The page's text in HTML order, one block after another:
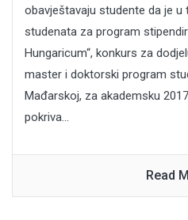
obavještavaju studente da je u
studenata za program
Hungaricum“, konkurs za
master i doktorski program
Mađarskoj, za akademsku
pokriva...
Read